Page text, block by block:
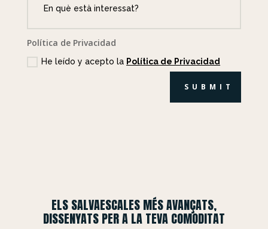
Política de Privacidad
He leído y acepto la Política de Privacidad
SUBMIT
ELS SALVAESCALES MÉS AVANÇATS,
DISSENYATS PER A LA TEVA COMODITAT